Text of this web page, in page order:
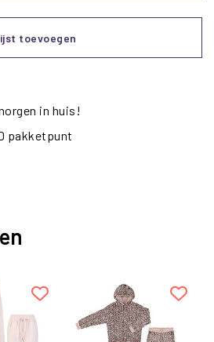
toevoegen
in huis!
pakketpunt